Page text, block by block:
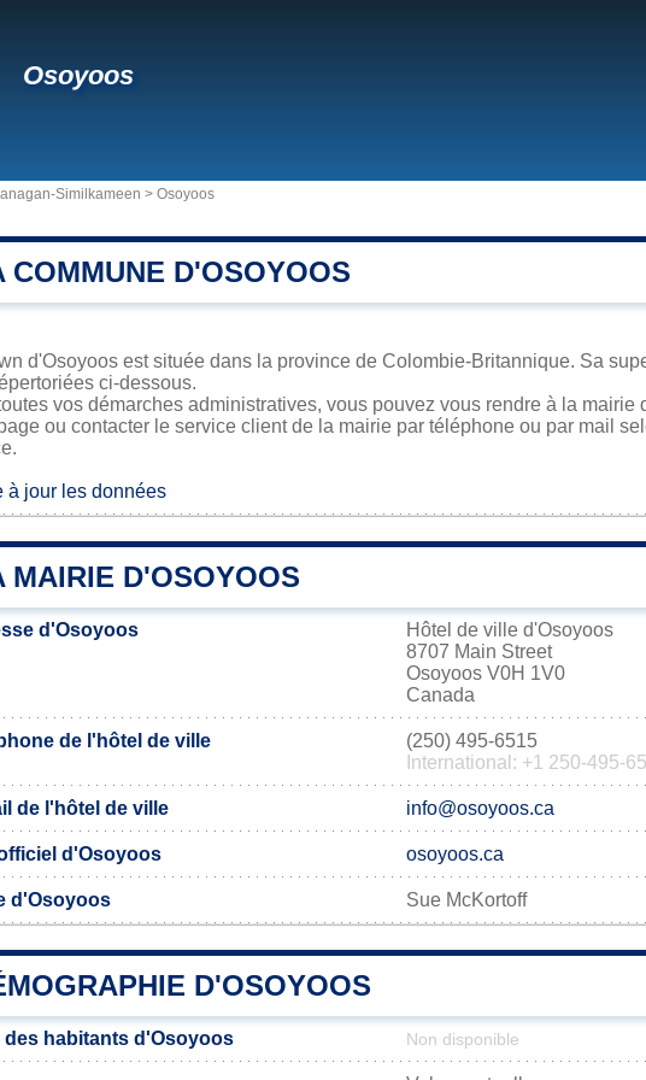
Osoyoos
Similkameen > Osoyoos
COMMUNE D'OSOYOOS
d'Osoyoos est située dans la province de Colombie-Britannique. Sa
ci-dessous.
vos démarches administratives, vous pouvez vous rendre à la
ou contacter le service client de la mairie par téléphone ou par mail
à jour les données
MAIRIE D'OSOYOOS
d'Osoyoos
Hôtel de ville d'Osoyoos
8707 Main Street
Osoyoos V0H 1V0
Canada
de l'hôtel de ville
(250) 495-6515
International: +1 250-495-
de l'hôtel de ville info@osoyoos.ca
d'Osoyoos osoyoos.ca
d'Osoyoos Sue McKortoff
D'OSOYOOS
des habitants d'Osoyoos Non disponible